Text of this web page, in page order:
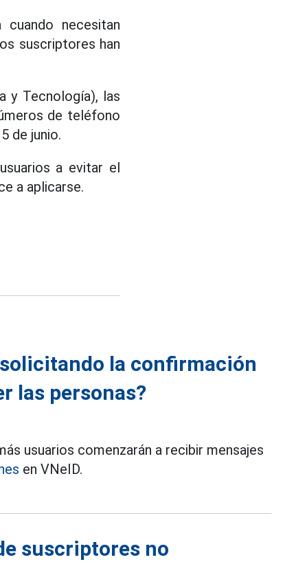
necesitan
suscriptores han
y Tecnología), las
de teléfono
de junio.
a evitar el
a aplicarse.
la confirmación
las personas?
usuarios comenzarán a recibir mensajes
en VNeID.
suscriptores no